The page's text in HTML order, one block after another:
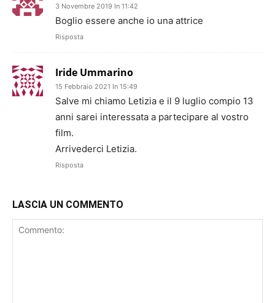
3 Novembre 2019 In 11:42
Boglio essere anche io una attrice
Risposta
Iride Ummarino
15 Febbraio 2021 In 15:49
Salve mi chiamo Letizia e il 9 luglio compio 13
anni sarei interessata a partecipare al vostro
film.
Arrivederci Letizia.
Risposta
LASCIA UN COMMENTO